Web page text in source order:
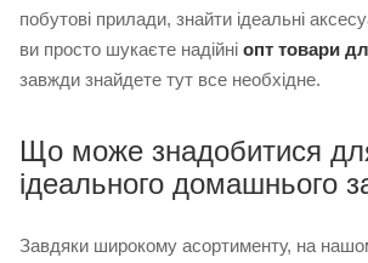
побутові прилади, знайти ідеальні
ви просто шукаєте надійні опт товари
завжди знайдете тут все необхідне.
Що може знадобитися
ідеального домашнього
Завдяки широкому асортименту, на